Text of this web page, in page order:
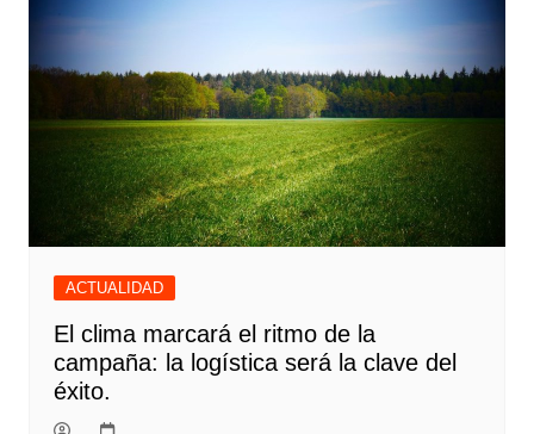
ACTUALIDAD
El clima marcará el ritmo de la
campaña: la logística será la clave del
éxito.